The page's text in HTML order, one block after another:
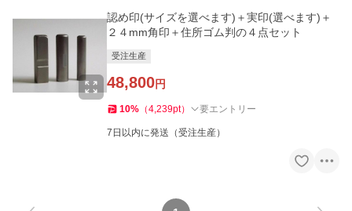
認め印(サイズを選べます)＋実印(選べます)＋
２４mm角印＋住所ゴム判の４点セット
受注生産
48,800円
10% （4,239pt） 要エントリー
7日以内に発送（受注生産）